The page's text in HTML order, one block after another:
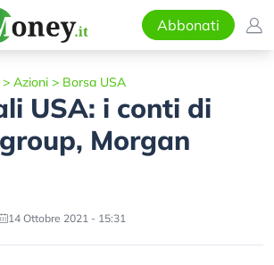
Abbonati
> Azioni > Borsa USA
USA: i conti di
Morgan
14 Ottobre 2021 - 15:31